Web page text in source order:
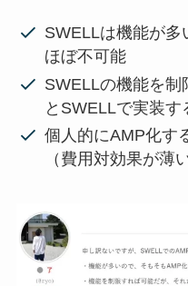
SWELLは機能が
ほぼ不可能
SWELLの機能を
とSWELLで実装す
個人的にAMP化す
（費用対効果が薄い